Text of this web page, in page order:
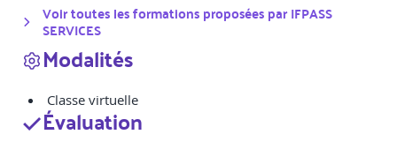
Voir toutes les formations proposées parIFPASS
SERVICES
Modalités
Classe virtuelle
Évaluation